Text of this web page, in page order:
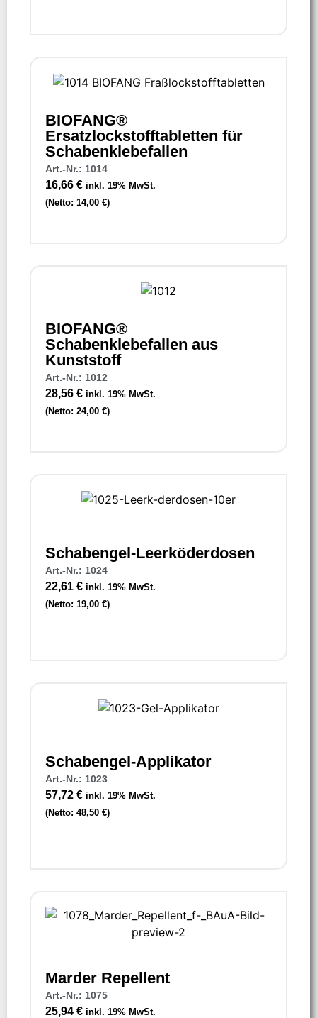
BIOFANG®
Ersatzlockstofftabletten für
Schabenklebefallen
Art.-Nr.: 1014
16,66 € inkl. 19% MwSt.
(Netto: 14,00 €)
BIOFANG®
Schabenklebefallen aus
Kunststoff
Art.-Nr.: 1012
28,56 € inkl. 19% MwSt.
(Netto: 24,00 €)
Schabengel-Leerköderdosen
Art.-Nr.: 1024
22,61 € inkl. 19% MwSt.
(Netto: 19,00 €)
Schabengel-Applikator
Art.-Nr.: 1023
57,72 € inkl. 19% MwSt.
(Netto: 48,50 €)
Marder Repellent
Art.-Nr.: 1075
25,94 € inkl. 19% MwSt.